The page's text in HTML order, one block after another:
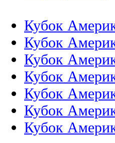
Кубок
Кубок
Кубок
Кубок
Кубок
Кубок
Кубок